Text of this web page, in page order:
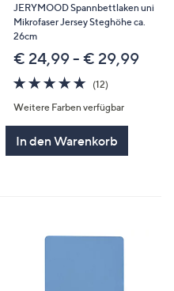
JERYMOOD Spannbettlaken uni
Mikrofaser Jersey Steghöhe ca.
26cm
€ 24,99 - € 29,99
4.8
von
5
(12)12
Weitere Farben verfügbar
In den Warenkorb